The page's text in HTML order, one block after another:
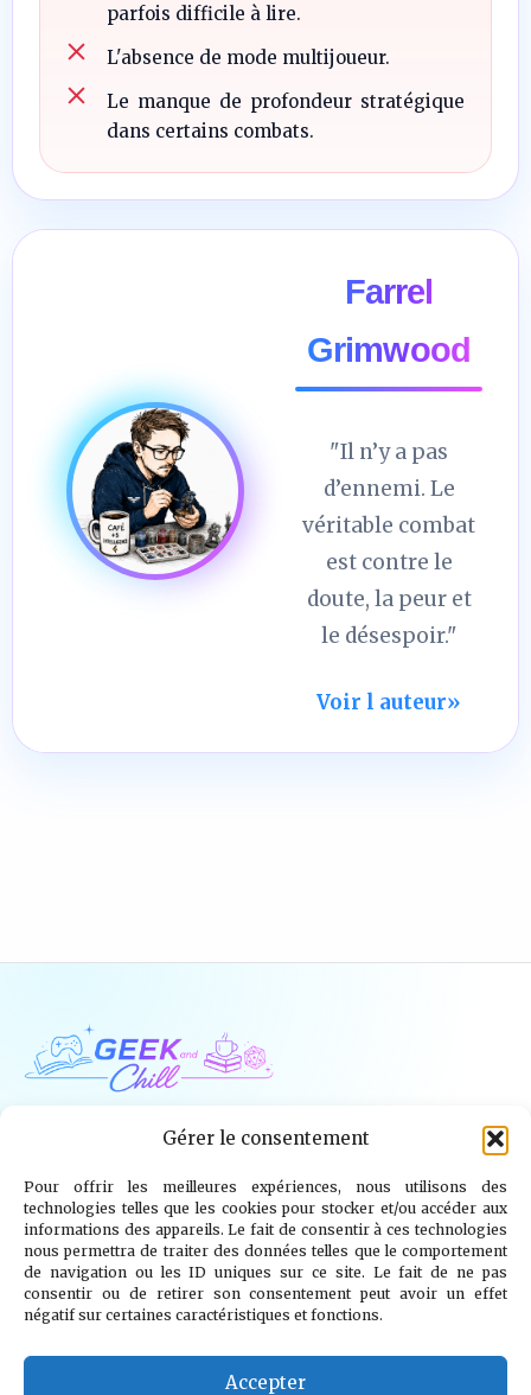
Gérer le consentement
Pour offrir les meilleures expériences, nous utilisons des
technologies telles que les cookies pour stocker et/ou accéder aux
informations des appareils. Le fait de consentir à ces technologies
nous permettra de traiter des données telles que le comportement
de navigation ou les ID uniques sur ce site. Le fait de ne pas
consentir ou de retirer son consentement peut avoir un effet
négatif sur certaines caractéristiques et fonctions.
Accepter
parfois difficile à lire.
L'absence de mode multijoueur.
Le manque de profondeur stratégique
dans certains combats.
Farrel
Grimwood
"Il n’y a pas
d’ennemi. Le
véritable combat
est contre le
doute, la peur et
le désespoir."
Voir l auteur»
Jeux Vidéo Tech Tabletop Livres
Mangas / BD TV Goodies Kids
Wargames
info@geekandchill.com